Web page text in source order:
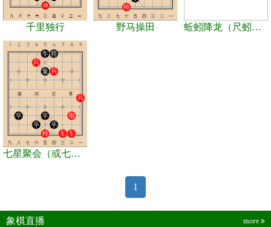
千里独行 野马操田 蚯蚓降龙（尺蚓降龙）
七星聚会（或七星拱斗）
1
象棋直播 more